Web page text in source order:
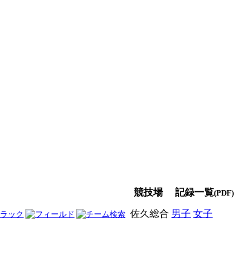
競技場 記録一覧(PDF)
佐久総合 男子 女子